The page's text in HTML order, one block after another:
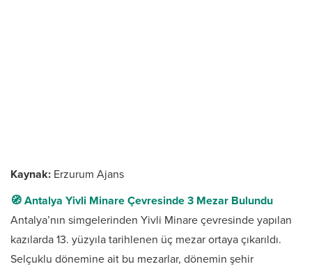
Kaynak: Erzurum Ajans
🧭 Antalya Yivli Minare Çevresinde 3 Mezar Bulundu
Antalya’nın simgelerinden Yivli Minare çevresinde yapılan
kazılarda 13. yüzyıla tarihlenen üç mezar ortaya çıkarıldı.
Selçuklu dönemine ait bu mezarlar, dönemin şehir